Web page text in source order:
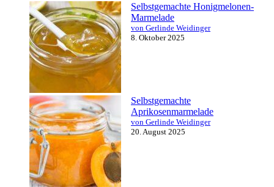
Selbstgemachte Honigmelonen-
Marmelade
von Gerlinde Weidinger
8. Oktober 2025
Selbstgemachte
Aprikosenmarmelade
von Gerlinde Weidinger
20. August 2025